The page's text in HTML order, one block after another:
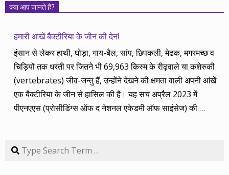
क्या आप जानते हैं?
हमारी आंखें बैक्टीरिया के जीन की देन!
इंसान से लेकर हाथी, घोड़ा, गाय-बैल, सांप, छिपकली, मेढक, मगरमच्छ व
चिड़ियों तक धरती पर जितने भी 69,963 किस्म के रीढ़वाले या कशेरुकी
(vertebrates) जीव-जन्तु हैं, उन्होंने देखने की क्षमता वाली अपनी आंखें
एक बैक्टीरिया के जीन से हासिल की है। यह सच अप्रैल 2023 में
पीएनएएस (प्रोसीडिंग्स ऑफ द नेशनल एकेडमी ऑफ साइंसेज) की…
Search